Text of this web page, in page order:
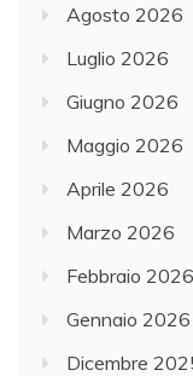
Agosto 2026
Luglio 2026
Giugno 2026
Maggio 2026
Aprile 2026
Marzo 2026
Febbraio 2026
Gennaio 2026
Dicembre